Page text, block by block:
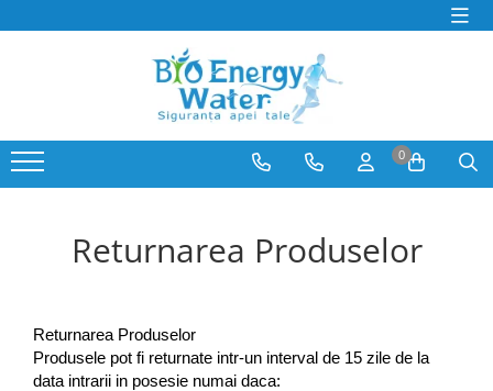
Dozatoare si Filtre de apa
Consumabile Filtre Apa
Abonamente Dozatoare Apa
Distilatoare de apa
BioLux
Bosch
OzonFix
Philips
0
Returnarea Produselor
Returnarea Produselor
Produsele pot fi returnate intr-un interval de 15 zile de la
data intrarii in posesie numai daca: